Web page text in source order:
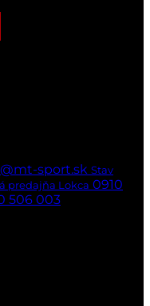
sport.sk Stav
predajňa Lokca 0910
506 003